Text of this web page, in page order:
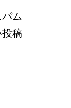
ム
投稿